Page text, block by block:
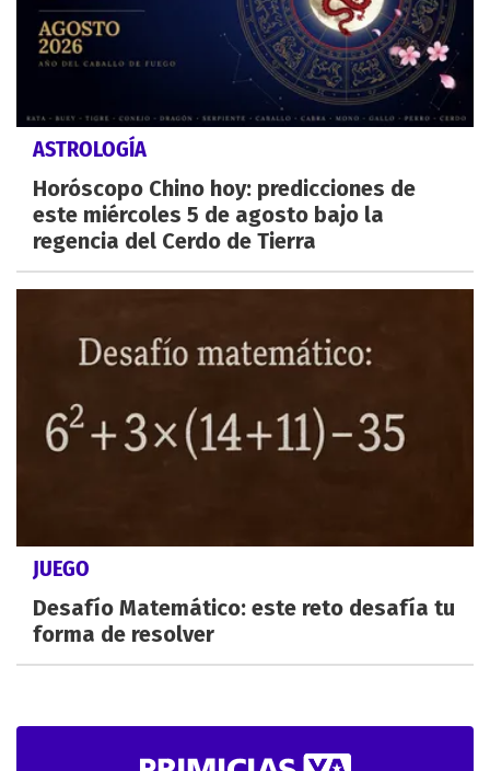
ASTROLOGÍA
Horóscopo Chino hoy: predicciones de
este miércoles 5 de agosto bajo la
regencia del Cerdo de Tierra
JUEGO
Desafío Matemático: este reto desafía tu
forma de resolver